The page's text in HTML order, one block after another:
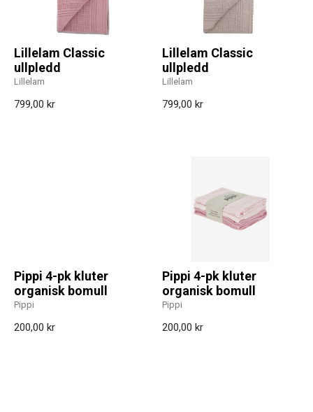
Lillelam Classic
ullpledd
Lillelam
799,00 kr
Lillelam Classic
ullpledd
Lillelam
799,00 kr
Pippi 4-pk kluter
organisk bomull
Pippi
200,00 kr
Pippi 4-pk kluter
organisk bomull
Pippi
200,00 kr